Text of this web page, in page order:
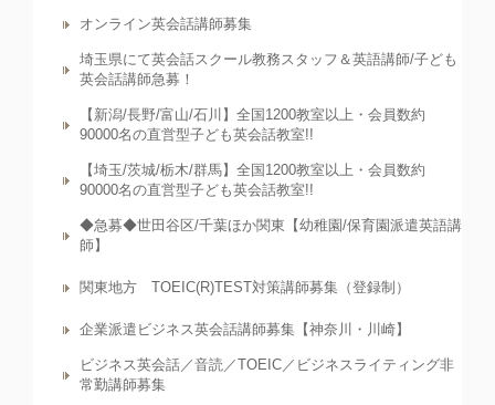
オンライン英会話講師募集
埼玉県にて英会話スクール教務スタッフ＆英語講師/子ども
英会話講師急募！
【新潟/長野/富山/石川】全国1200教室以上・会員数約
90000名の直営型子ども英会話教室!!
【埼玉/茨城/栃木/群馬】全国1200教室以上・会員数約
90000名の直営型子ども英会話教室!!
◆急募◆世田谷区/千葉ほか関東【幼稚園/保育園派遣英語講
師】
関東地方 TOEIC(R)TEST対策講師募集（登録制）
企業派遣ビジネス英会話講師募集【神奈川・川崎】
ビジネス英会話／音読／TOEIC／ビジネスライティング非
常勤講師募集